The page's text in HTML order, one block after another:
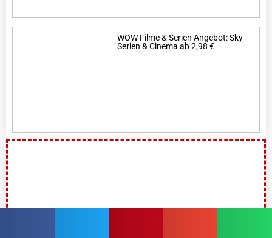
WOW Filme & Serien Angebot: Sky
Serien & Cinema ab 2,98 €